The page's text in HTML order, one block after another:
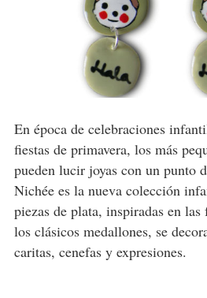
En época de celebraciones
fiestas de primavera, los más
pueden lucir joyas con un punto
Nichée es la nueva colección
piezas de plata, inspiradas en
los clásicos medallones, se
caritas, cenefas y expresiones.